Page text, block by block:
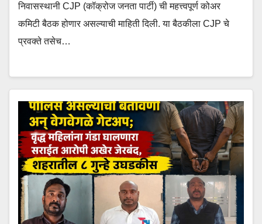
निवासस्थानी CJP (कॉक्रोज जनता पार्टी) ची महत्त्वपूर्ण कोअर
कमिटी बैठक होणार असल्याची माहिती दिली. या बैठकीला CJP चे
प्रवक्ते तसेच…